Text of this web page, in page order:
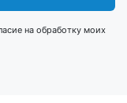
на обработку моих